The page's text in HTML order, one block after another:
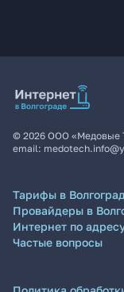
© 2026 ООО «Медовые
email:
Тарифы в
Провайдеры в
Интернет по
Частые вопросы